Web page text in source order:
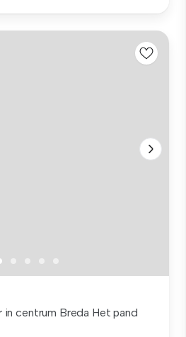
centrum Breda Het pand